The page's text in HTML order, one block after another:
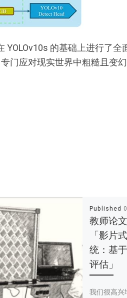
YOLOv10s 的基础上进行了全
门应对现实世界中粗糙且变
Published
教师论
「影片
统：基
评估」
我们很高兴